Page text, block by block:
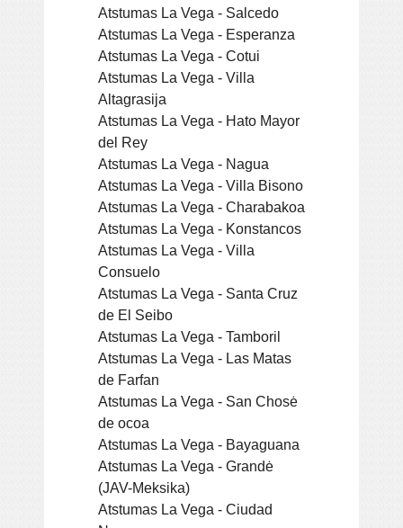
Atstumas La Vega - Salcedo
Atstumas La Vega - Esperanza
Atstumas La Vega - Cotui
Atstumas La Vega - Villa
Altagrasija
Atstumas La Vega - Hato Mayor
del Rey
Atstumas La Vega - Nagua
Atstumas La Vega - Villa Bisono
Atstumas La Vega - Charabakoa
Atstumas La Vega - Konstancos
Atstumas La Vega - Villa
Consuelo
Atstumas La Vega - Santa Cruz
de El Seibo
Atstumas La Vega - Tamboril
Atstumas La Vega - Las Matas
de Farfan
Atstumas La Vega - San Chosė
de ocoa
Atstumas La Vega - Bayaguana
Atstumas La Vega - Grandė
(JAV-Meksika)
Atstumas La Vega - Ciudad